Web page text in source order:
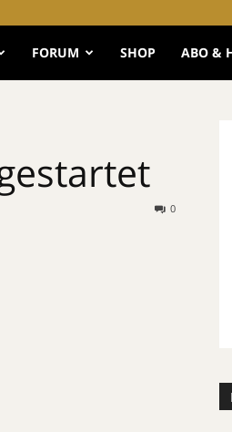
FORUM SHOP ABO &
0